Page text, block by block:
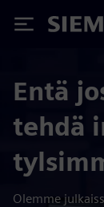
Siemens
Entä
tehdä
Olemme